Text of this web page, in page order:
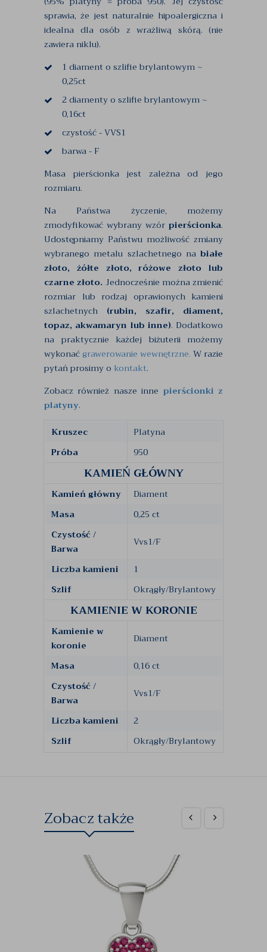
sprawia, że jest naturalnie hipoalergiczna i
idealna dla osób z wrażliwą skórą. (nie
zawiera niklu).
1 diament o szlifie brylantowym ~
0,25ct
2 diamenty o szlifie brylantowym ~
0,16ct
czystość - VVS1
barwa - F
Masa pierścionka jest zależna od jego
rozmiaru.
Na Państwa życzenie, możemy
zmodyfikować wybrany wzór pierścionka.
Udostępniamy Państwu możliwość zmiany
wybranego metalu szlachetnego na białe
złoto, żółte złoto, różowe złoto lub
czarne złoto. Jednocześnie można zmienić
rozmiar lub rodzaj oprawionych kamieni
szlachetnych (rubin, szafir, diament,
topaz, akwamaryn lub inne). Dodatkowo
na praktycznie każdej biżuterii możemy
wykonać grawerowanie wewnętrzne. W razie
pytań prosimy o kontakt.
Zobacz również nasze inne pierścionki z
platyny.
Kruszec
Platyna
Próba
950
KAMIEŃ GŁÓWNY
Kamień główny
Diament
Masa
0,25 ct
Czystość /
Barwa
Vvs1/F
Liczba kamieni
1
Szlif
Okrągły/Brylantowy
KAMIENIE W KORONIE
Kamienie w
koronie
Diament
Masa
0,16 ct
Czystość /
Barwa
Vvs1/F
Liczba kamieni
2
Szlif
Okrągły/Brylantowy
Zobacz także